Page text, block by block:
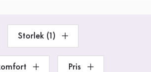
Storlek (1)
Pris